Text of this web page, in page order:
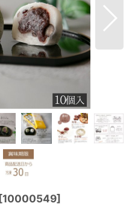
[10000549]